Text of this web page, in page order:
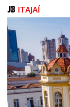
superfície. A
auxiliar e os testes
dependemos das
fundamental para
diretor técnico da
Na sequência, será
conectar as
realizará os
funcionamento do
em operação.
ITAJAÍ